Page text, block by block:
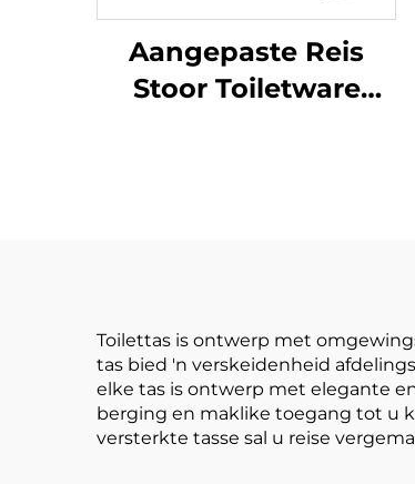
Aangepaste Reis
Stoor Toiletware
Toilettas is ontwerp met
tas bied 'n verskeidenheid
elke tas is ontwerp met elegante
berging en maklike toegang tot u
versterkte tasse sal u reise